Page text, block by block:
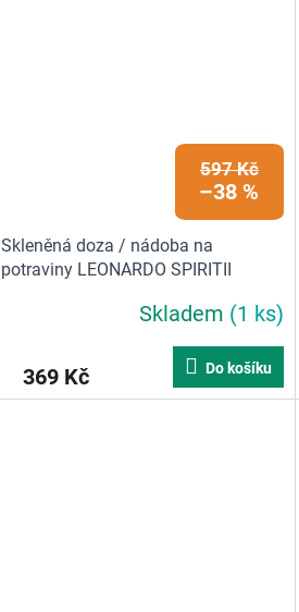
597 Kč
–38 %
Skleněná doza / nádoba na
potraviny LEONARDO SPIRITII
Skladem (1 ks)
369 Kč Do košíku